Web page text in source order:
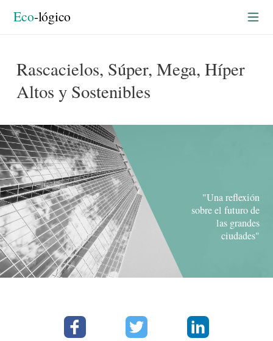
Eco-lógico
Construyendo en verde
Rascacielos, Súper, Mega, Híper
Altos y Sostenibles
"Una reflexión
sobre el futuro de
las grandes
ciudades"
FacebookTwitter Linkedin